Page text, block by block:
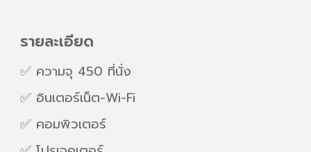
รายละเอียด
✅ ความจุ 450 ที่นั่ง
✅ อินเตอร์เน็ต-Wi-Fi
✅ คอมพิวเตอร์